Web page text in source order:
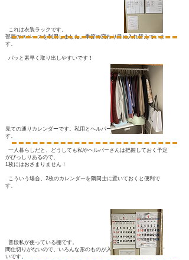
これは衣装ラックです。
部屋のスペースを利用しました。季節の変わり目に入れ替えていま
す。
パッと素早く取り出しやすいです！
見ての通りカレンダーです。私用とヘルパーさん用に分けていま
す。
一人暮らしだと、どうしても私やヘルパーさんは把握しておく予定
がびっしりあるので、
1枚にはおさまりません！
こういう場合、2枚のカレンダーを隣同士に置いておくと便利で
す。
普段私が使っている棚です。
間仕切りがないので、いろんな形のものが入れやすく取り出しやす
いです。